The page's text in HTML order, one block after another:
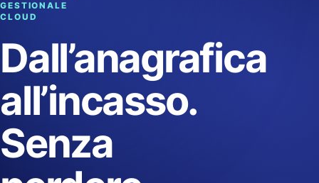
GESTIONALE
CLOUD
Dall’anagrafica
all’incasso.
Senza